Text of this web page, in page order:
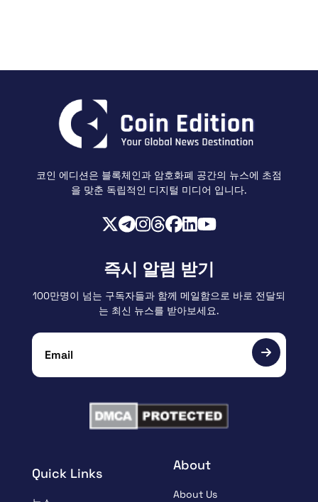
코인 에디션은 블록체인과 암호화폐 공간의 뉴스에 초점
을 맞춘 독립적인 디지털 미디어 입니다.
Quick Links
About
About Us
즉시 알림 받기
100만명이 넘는 구독자들과 함께 메일함으로 바로 전달되
는 최신 뉴스를 받아보세요.